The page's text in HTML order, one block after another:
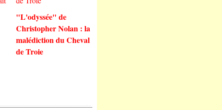
"L'odyssée" de
Christopher Nolan : la
malédiction du Cheval
de Troie